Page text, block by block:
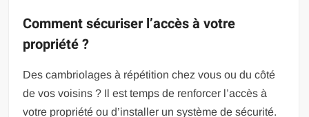
Comment sécuriser l’accès à votre
propriété ?
Des cambriolages à répétition chez vous ou du côté
de vos voisins ? Il est temps de renforcer l’accès à
votre propriété ou d’installer un système de sécurité.